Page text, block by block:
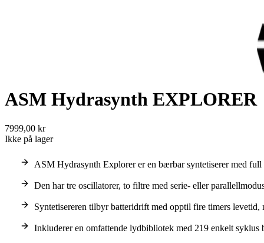
ASM Hydrasynth EXPLORER
7999,00 kr
Ikke på lager
ASM Hydrasynth Explorer er en bærbar syntetiserer med
Den har tre oscillatorer, to filtre med serie- eller
Syntetisereren tilbyr batteridrift med opptil fire timers
Inkluderer en omfattende lydbibliotek med 219 enkelt